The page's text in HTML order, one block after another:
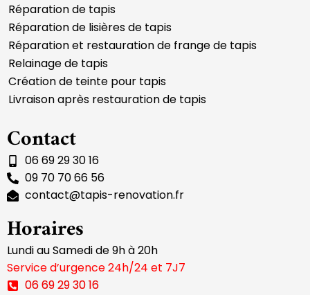
Réparation de tapis
Réparation de lisières de tapis
Réparation et restauration de frange de tapis
Relainage de tapis
Création de teinte pour tapis
Livraison après restauration de tapis
Contact
06 69 29 30 16
09 70 70 66 56
contact@tapis-renovation.fr
Horaires
Lundi au Samedi de 9h à 20h
Service d’urgence 24h/24 et 7J7
06 69 29 30 16